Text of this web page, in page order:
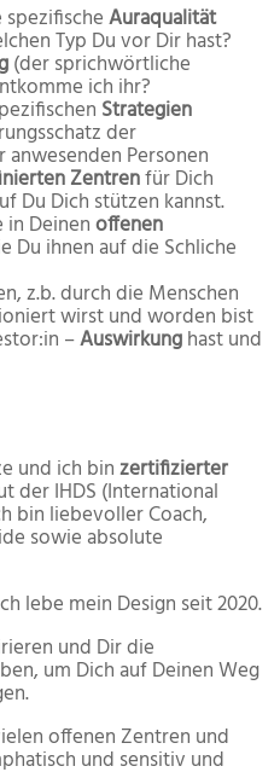
Auraqualität
Typ Du vor Dir hast?
(der sprichwörtliche
ich ihr?
Strategien
der
anwesenden Personen
Zentrenfür Dich
Du Dich stützen kannst.
Deinenoffenen
Du ihnen auf die Schliche
z.b. durch die Menschen
wirst und worden bist
–Auswirkunghast und
und ich binzertifizierter
der IHDS (International
bin liebevoller Coach,
sowie absolute
lebe mein Design seit 2020.
und Dir die
um Dich auf Deinen Weg
offenen Zentren und
und sensitiv und